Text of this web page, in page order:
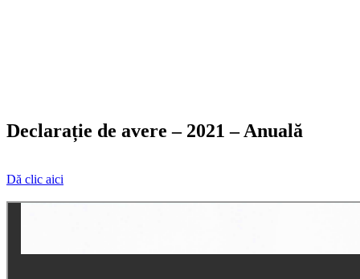
Declarație de avere – 2021 – Anuală
Dă clic aici